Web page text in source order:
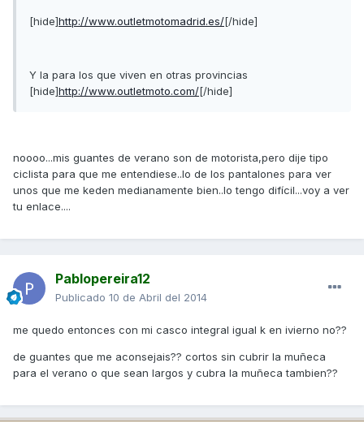
[hide]http://www.outletmotomadrid.es/[/hide]
Y la para los que viven en otras provincias
[hide]http://www.outletmoto.com/[/hide]
noooo...mis guantes de verano son de motorista,pero dije tipo
ciclista para que me entendiese..lo de los pantalones para ver
unos que me keden medianamente bien..lo tengo difícil...voy a ver
tu enlace....
Pablopereira12
Publicado 10 de Abril del 2014
me quedo entonces con mi casco integral igual k en ivierno no??
de guantes que me aconsejais?? cortos sin cubrir la muñeca
para el verano o que sean largos y cubra la muñeca tambien??